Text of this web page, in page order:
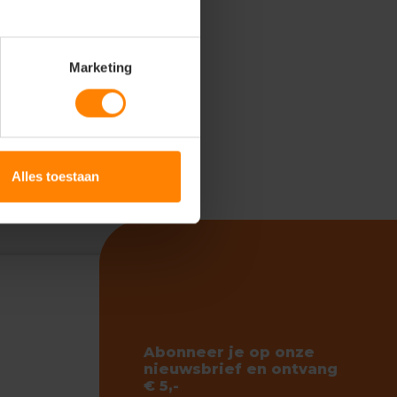
Marketing
Alles toestaan
Abonneer je op onze
nieuwsbrief en ontvang
€ 5,-